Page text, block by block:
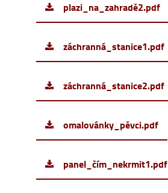
plazi_na_zahradě2.pdf
záchranná_stanice1.pdf
záchranná_stanice2.pdf
omalovánky_pěvci.pdf
panel_čím_nekrmit1.pdf